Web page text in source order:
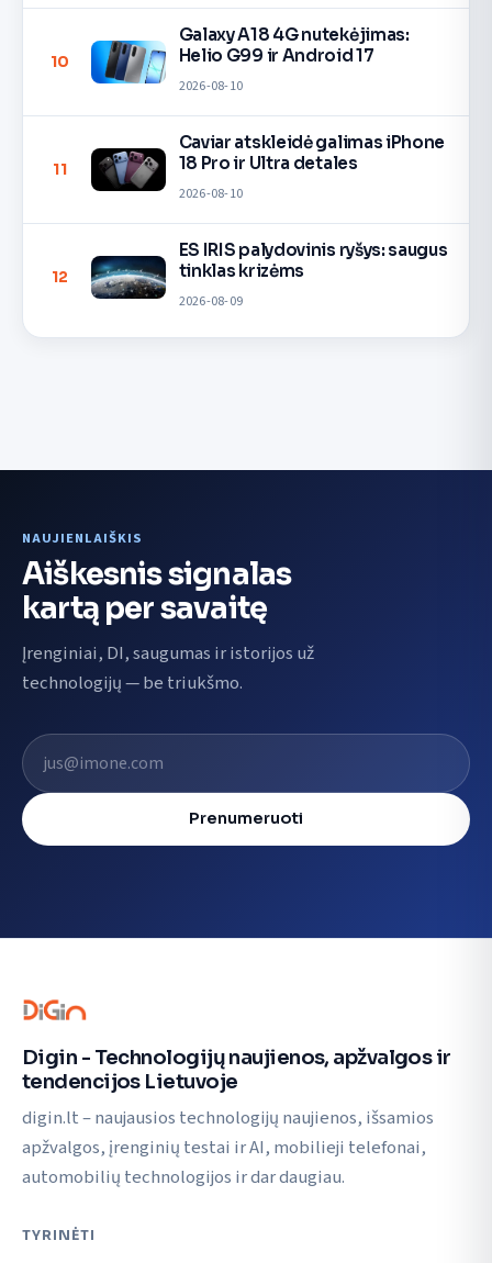
10
Galaxy A18 4G nutekėjimas:
Helio G99 ir Android 17
2026-08-10
11
Caviar atskleidė galimas iPhone
18 Pro ir Ultra detales
2026-08-10
12
ES IRIS palydovinis ryšys: saugus
tinklas krizėms
2026-08-09
NAUJIENLAIŠKIS
Aiškesnis signalas
kartą per savaitę
Įrenginiai, DI, saugumas ir istorijos už
technologijų — be triukšmo.
El. pašto adresas
Prenumeruoti
Digin - Technologijų naujienos, apžvalgos ir
tendencijos Lietuvoje
digin.lt – naujausios technologijų naujienos, išsamios
apžvalgos, įrenginių testai ir AI, mobilieji telefonai,
automobilių technologijos ir dar daugiau.
TYRINĖTI